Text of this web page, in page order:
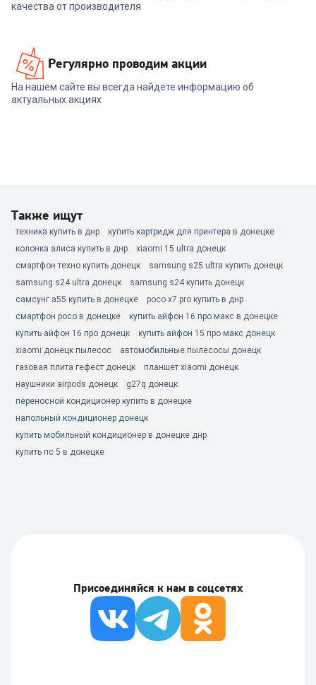
качества от производителя
Регулярно проводим акции
На нашем сайте вы всегда найдете информацию об
актуальных акциях
Также ищут
техника купить в днр
купить картридж для принтера в донецке
колонка алиса купить в днр
xiaomi 15 ultra донецк
смартфон техно купить донецк
samsung s25 ultra купить донецк
samsung s24 ultra донецк
samsung s24 купить донецк
самсунг а55 купить в донецке
poco x7 pro купить в днр
смартфон poco в донецке
купить айфон 16 про макс в донецке
купить айфон 16 про донецк
купить айфон 15 про макс донецк
xiaomi донецк пылесос
автомобильные пылесосы донецк
газовая плита гефест донецк
планшет xiaomi донецк
наушники airpods донецк
g27q донецк
переносной кондиционер купить в донецке
напольный кондиционер донецк
купить мобильный кондиционер в донецке днр
купить пс 5 в донецке
Присоединяйся к нам в соцсетях